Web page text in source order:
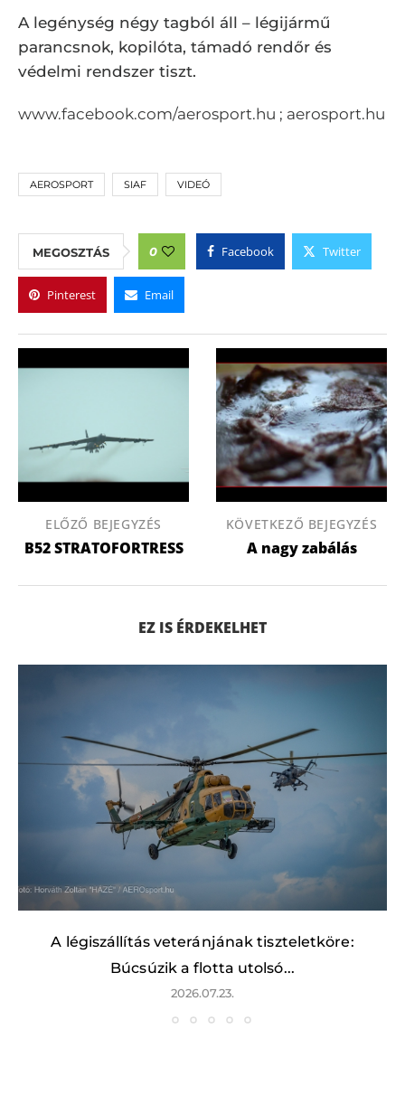
A legénység négy tagból áll – légijármű
parancsnok, kopilóta, támadó rendőr és
védelmi rendszer tiszt.
www.facebook.com/aerosport.hu ; aerosport.hu
AEROSPORT SIAF VIDEÓ
MEGOSZTÁS 0 Facebook Twitter
Pinterest Email
ELŐZŐ BEJEGYZÉS
B52 STRATOFORTRESS
KÖVETKEZŐ BEJEGYZÉS
A nagy zabálás
EZ IS ÉRDEKELHET
A légiszállítás veteránjának tiszteletköre:
Búcsúzik a flotta utolsó...
2026.07.23.